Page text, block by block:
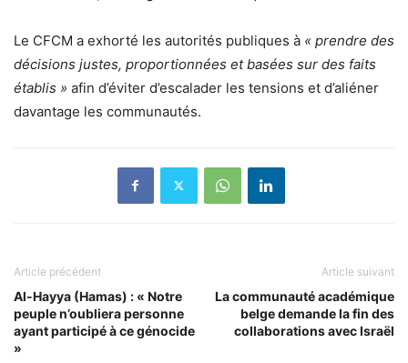
Le CFCM a exhorté les autorités publiques à « prendre des
décisions justes, proportionnées et basées sur des faits
établis » afin d’éviter d’escalader les tensions et d’aliéner
davantage les communautés.
Article précédent
Al-Hayya (Hamas) : « Notre
peuple n’oubliera personne
ayant participé à ce génocide
»
Article suivant
La communauté académique
belge demande la fin des
collaborations avec Israël